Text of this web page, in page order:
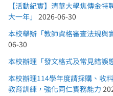
【活動紀實】清華大學焦傳金
大一年」 2026-06-30
本校舉辦「教師資格審查法規與
06-30
本校辦理「發文格式及常見錯誤
本校辦理114學年度請採購、收
教育訓練，強化同仁實務能力